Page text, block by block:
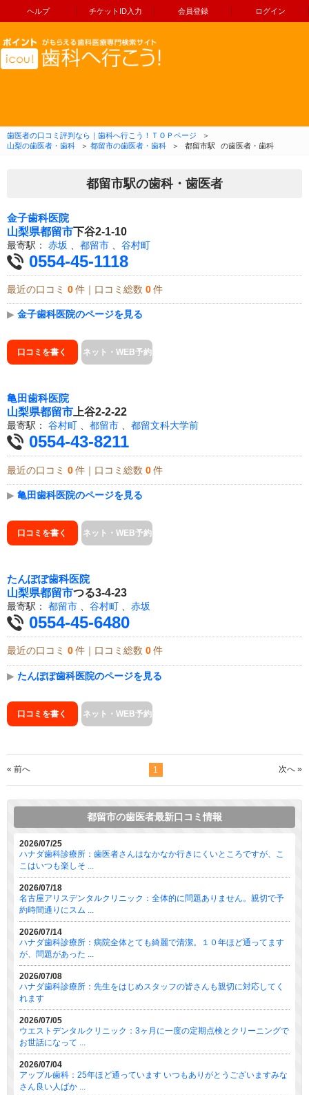
ヘルプ チケットID入力 会員登録 ログイン
コンテンツへ移動
歯医者の口コミ評判なら｜歯科へ行こう！ＴＯＰページ
＞
山梨の歯医者・歯科
＞ 都留市の歯医者・歯科 ＞ 都留市駅 の歯医者・歯科
都留市駅の歯科・歯医者
金子歯科医院
山梨県都留市下谷2-1-10
最寄駅： 赤坂 都留市 谷村町
0554-45-1118
最近の口コミ 0 件｜口コミ総数 0 件
▶ 金子歯科医院のページを見る
口コミを書く ネット・WEB予約
亀田歯科医院
山梨県都留市 上谷2-2-22
最寄駅： 谷村町 、 都留市 、 都留文科大学前
0554-43-8211
最近の口コミ 0 件｜口コミ総数 0 件
▶ 亀田歯科医院のページを見る
口コミを書く ネット・WEB予約
たんぽぽ歯科医院
山梨県都留市つる3-4-23
最寄駅： 都留市 谷村町 赤坂
0554-45-6480
最近の口コミ 0 件｜口コミ総数 0 件
▶ たんぽぽ歯科医院のページを見る
口コミを書く ネット・WEB予約
« 前へ 1 次へ »
都留市の歯医者最新口コミ情報
2026/07/25
ハナダ歯科診療所：歯医者さんはなかなか行きにくいところですが、こ
こはいつも楽しそ ...
2026/07/18
名古屋アリスデンタルクリニック：全体的に問題ありません。親切で予
約時間通りにスム ...
2026/07/14
ハナダ歯科診療所：病院全体とても綺麗で清潔。１０年ほど通ってます
が、問題があった ...
2026/07/08
ハナダ歯科診療所：先生をはじめスタッフの皆さんも親切に対応してく
れます
2026/07/05
ウエストデンタルクリニック：3ヶ月に一度の定期点検とクリーニングで
お世話になって ...
2026/07/04
アップル歯科：25年ほど通っています いつもありがとうございますみな
さん良い人ばか ...